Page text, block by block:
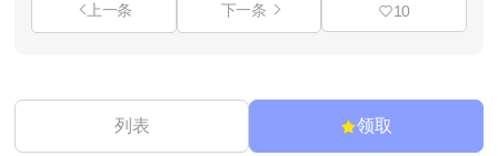
上一条 下一条 10
列表 领取